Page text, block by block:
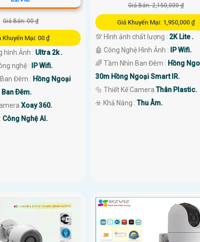
Giá Bán: 00 ₫
Khuyến Mại: 00 ₫
hình Ảnh : Ultra 2k .
nghệ :
IP Wifi.
Đêm : Hồng Ngoại
Ban Ðêm.
Xoay 360.
Công Nghệ AI.
Giá Bán: 2,150,000 ₫
Giá Khuyến Mại: 1,950,000 ₫
💯 Hình ảnh chất lượng : 2K Lite .
🤖️ Công Nghệ Hình Ảnh :
IP Wifi.
🌈 Tầm Nhìn Ban Đêm : Hồng
30m Hồng Ngoại Smart IR.
🔩 Thiết Kế CameraThân Plastic.
️☣️ Khả Năng :Thu Âm.